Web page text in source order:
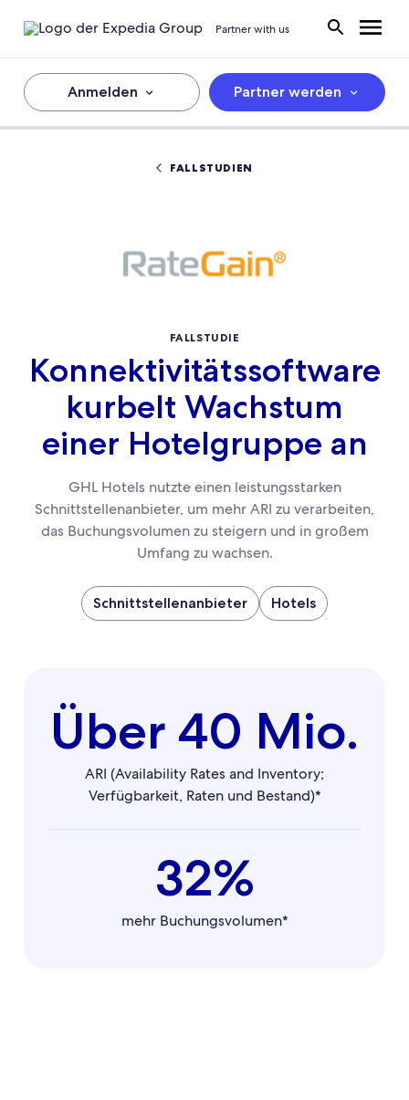
Partner with us
Anmelden Partner werden
FALLSTUDIEN
FALLSTUDIE
Konnektivitätssoftware
kurbelt Wachstum
einer Hotelgruppe an
GHL Hotels nutzte einen leistungsstarken
Schnittstellenanbieter, um mehr ARI zu verarbeiten,
das Buchungsvolumen zu steigern und in großem
Umfang zu wachsen.
Schnittstellenanbieter Hotels
Über 40 Mio.
ARI (Availability Rates and Inventory;
Verfügbarkeit, Raten und Bestand)*
32%
mehr Buchungsvolumen*